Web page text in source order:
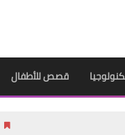
قصص للأطفال
تحميل كتاب My Wonder Alphabet Book PDF مجانًا | أفضل كتاب لتأسيس الأطفال في الحروف الإنجليزية 2027